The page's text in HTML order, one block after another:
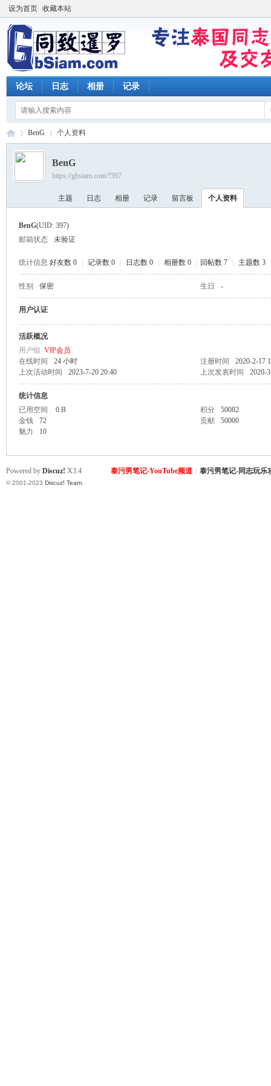
设为首页 收藏本站
论坛 日志 相册 记录
›
BenG 个人资料
BenG
https://gbsiam.com/?397
主题 日志 相册 记录 留言板 个人资料
BenG(UID: 397)
邮箱状态
未验证
统计信息 好友数 0 记录数 0 日志数 0 相册数 0 回帖数 7 主题数 3
性别 保密 生日 -
用户认证
活跃概况
用户组 VIP会员
在线时间
24 小时 注册时间
2020-2-17
上次活动时间
2023-7-20 20:40 上次发表时间 2020-
统计信息
已用空间
0 B 积分
50082
金钱
72 贡献
50000
魅力
10
泰污男笔记-YouTube频道 泰污男笔记-同志玩乐
Powered by Discuz! X3.4
© 2001-2023 Discuz! Team.